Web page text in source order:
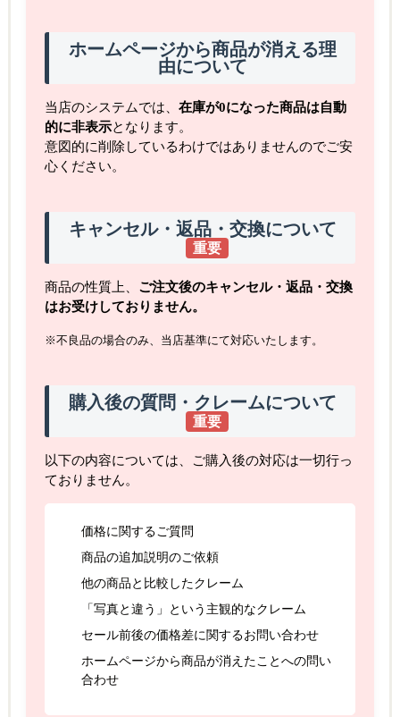
ホームページから商品が消える理
由について
当店のシステムでは、 在庫が0になった商品は自動
的に非表示となります。
意図的に削除しているわけではありませんのでご安
心ください。
キャンセル・返品・交換について
重要
商品の性質上、 ご注文後のキャンセル・返品・交換
はお受けしておりません。
※不良品の場合のみ、当店基準にて対応いたします。
購入後の質問・クレームについて
重要
以下の内容については、ご購入後の対応は一切行っ
ておりません。
価格に関するご質問
商品の追加説明のご依頼
他の商品と比較したクレーム
「写真と違う」という主観的なクレーム
セール前後の価格差に関するお問い合わせ
ホームページから商品が消えたことへの問い
合わせ